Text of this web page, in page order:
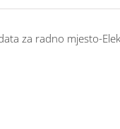
za radno mjesto-